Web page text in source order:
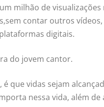
milhão de
contar outros
digitais.
do jovem cantor.
é que vidas sejam
nessa vida, além de